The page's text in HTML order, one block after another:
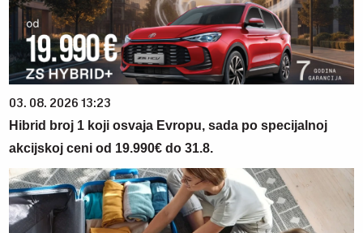
03. 08. 2026 13:23
Hibrid broj 1 koji osvaja Evropu, sada po specijalnoj
akcijskoj ceni od 19.990€ do 31.8.